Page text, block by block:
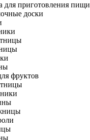
для приготовления пищи
доски
фруктов